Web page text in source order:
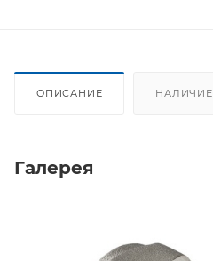
ОПИСАНИЕ НАЛИЧИЕ
Галерея